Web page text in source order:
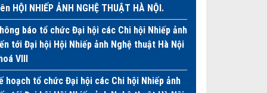
HỘI NHIẾP ẢNH NGHỆ THUẬT HÀ NỘI.
báo tổ chức Đại hội các Chi hội Nhiếp ảnh
tới Đại hội Hội Nhiếp ảnh Nghệ thuật Hà Nội
VIII
hoạch tổ chức Đại hội các Chi hội Nhiếp ảnh